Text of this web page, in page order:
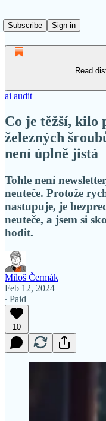
Subscribe
Sign in
Read
ai audit
Co je těžší, kilo
železných
není úplně jistá
Tohle není
neuteče. Protože
nastupuje, je
neuteče, a jsem si
hodit.
Miloš Čermák
Feb 12, 2024
∙ Paid
10